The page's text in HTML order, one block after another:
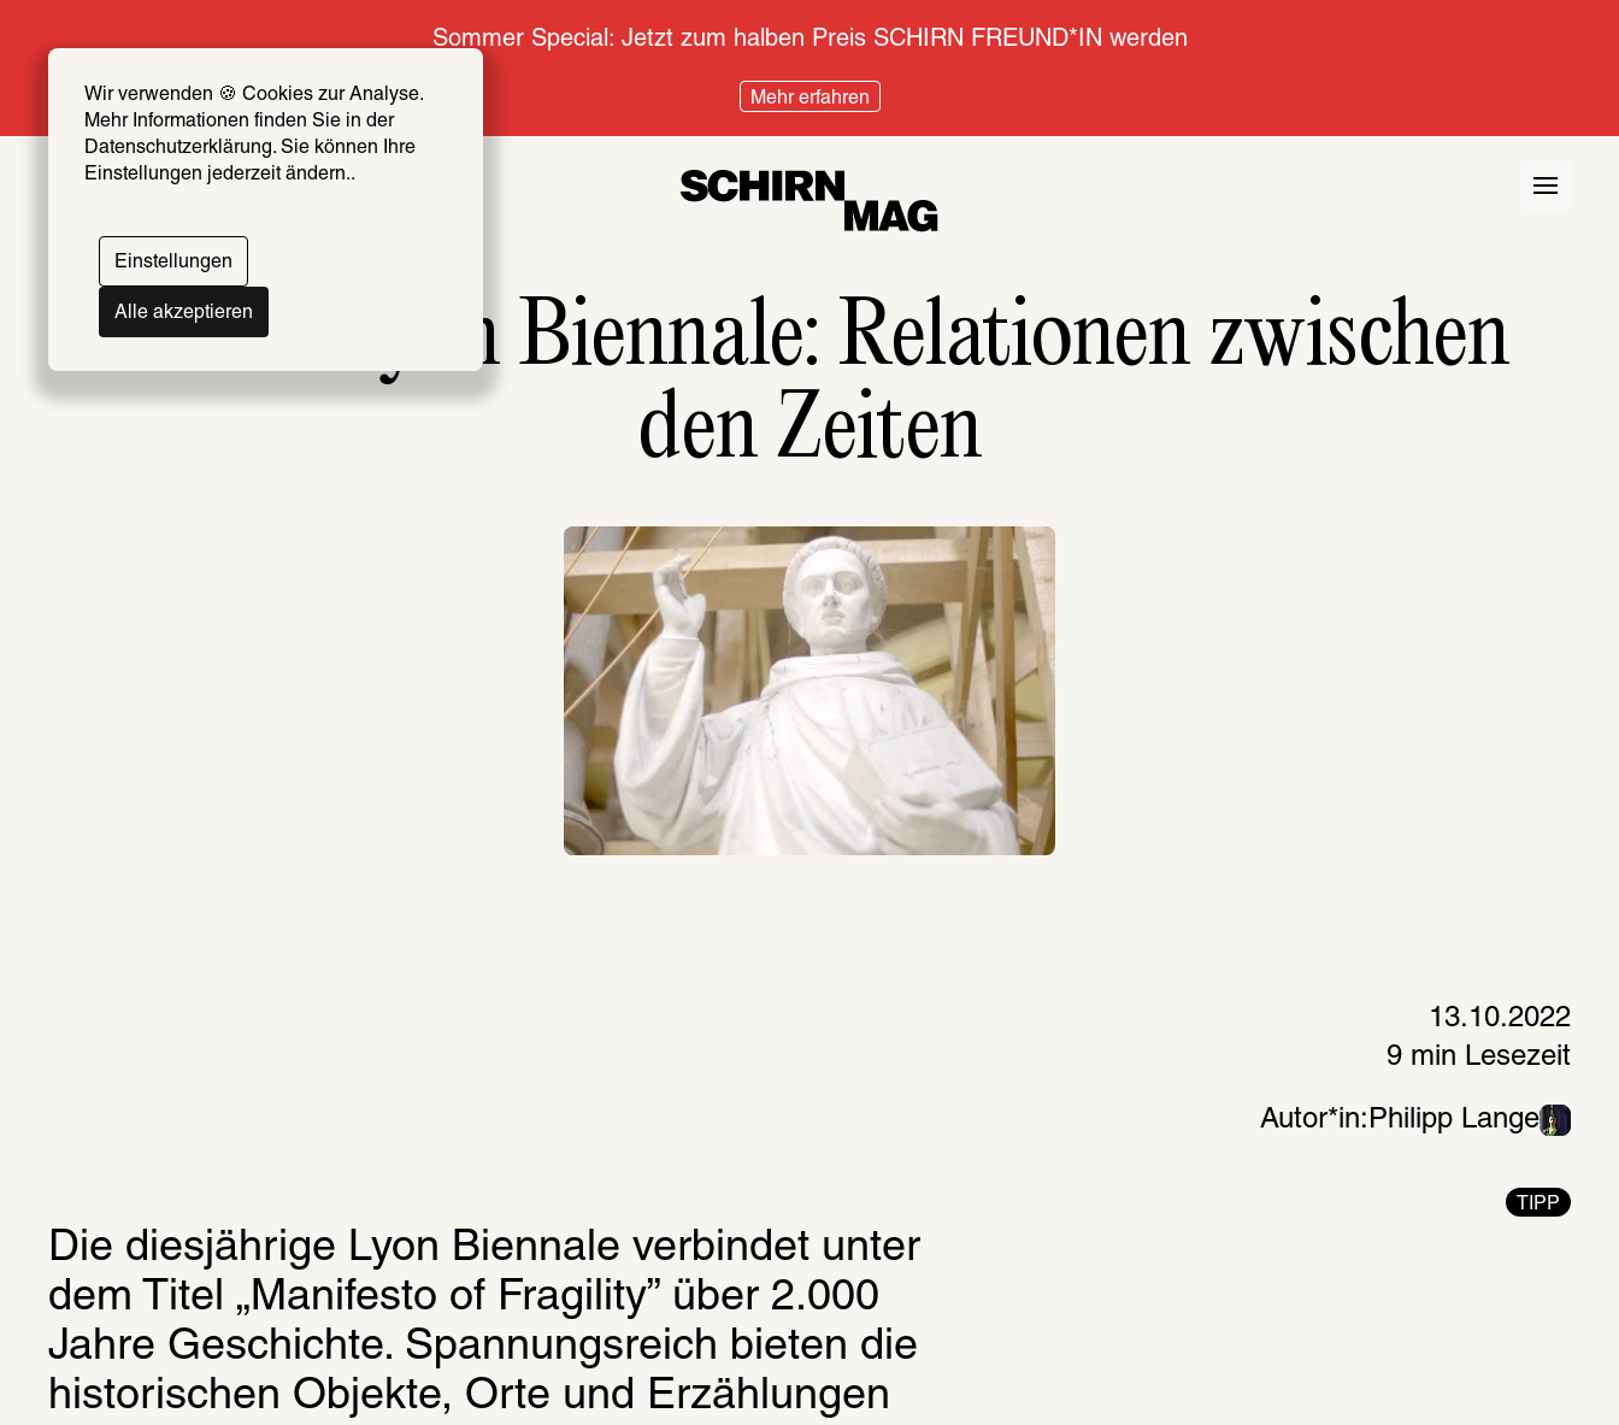
Wir verwenden 🍪 Cookies zur Analyse.
Mehr Informationen finden Sie in der
Datenschutzerklärung. Sie können Ihre
Einstellungen jederzeit ändern..
Einstellungen
Alle akzeptieren
Sommer Special: Jetzt zum halben Preis SCHIRN FREUND*IN werden
Mehr erfahren
Die 16. Lyon Biennale: Relationen zwischen
den Zeiten
13.10.2022
9 min Lesezeit
Autor*in: Philipp Lange
TIPP
Die diesjährige Lyon Biennale verbindet unter
dem Titel „Manifesto of Fragility” über 2.000
Jahre Geschichte. Spannungsreich bieten die
historischen Objekte, Orte und Erzählungen